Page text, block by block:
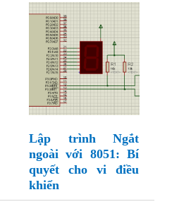
Lập trình Ngắt
ngoài với 8051: Bí
quyết cho vi điều
khiển